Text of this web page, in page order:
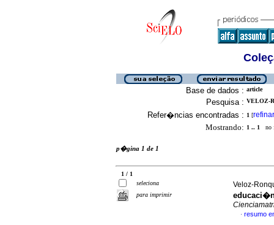
Base de dados : article
Pesquisa : VELOZ-
Refer�ncias encontradas : 1 [refinar
Mostrando: 1 .. 1 no
p�gina 1 de 1
1 / 1
seleciona
para imprimir
Veloz-
· resumo